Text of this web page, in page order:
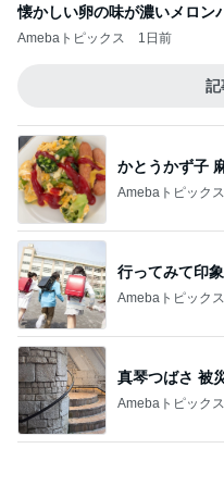
懐かしい卵の味が濃いメロン
Amebaトピックス 1日前
記
かとうかず子
Amebaトピックス
行ってみて印
Amebaトピックス
真琴つばさ 被
Amebaトピックス